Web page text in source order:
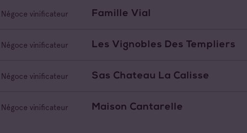
Côtes de Provence Notre
Côtes de Provence
Pierrefeu
Victoire
Négociant Etranger
Négociant Extérieur
Négoce vinificateur Famille Vial
Négoce vinificateur Les Vignobles Des Templiers
Négoce vinificateur Sas Chateau La Calisse
Négoce vinificateur Maison Cantarelle